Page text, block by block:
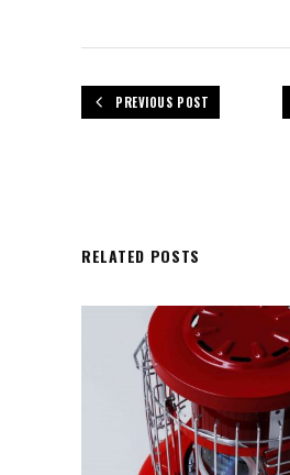
PREVIOUS POST
RELATED POSTS